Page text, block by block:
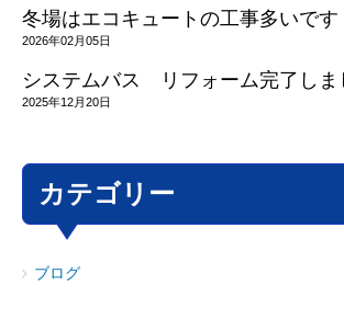
冬場はエコキュートの工事多いです
2026年02月05日
システムバス リフォーム完了しま
2025年12月20日
カテゴリー
ブログ